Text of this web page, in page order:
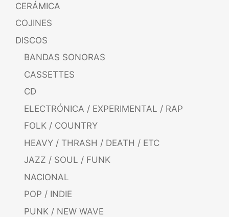
CERÁMICA
COJINES
DISCOS
BANDAS SONORAS
CASSETTES
CD
ELECTRÓNICA / EXPERIMENTAL / RAP
FOLK / COUNTRY
HEAVY / THRASH / DEATH / ETC
JAZZ / SOUL / FUNK
NACIONAL
POP / INDIE
PUNK / NEW WAVE